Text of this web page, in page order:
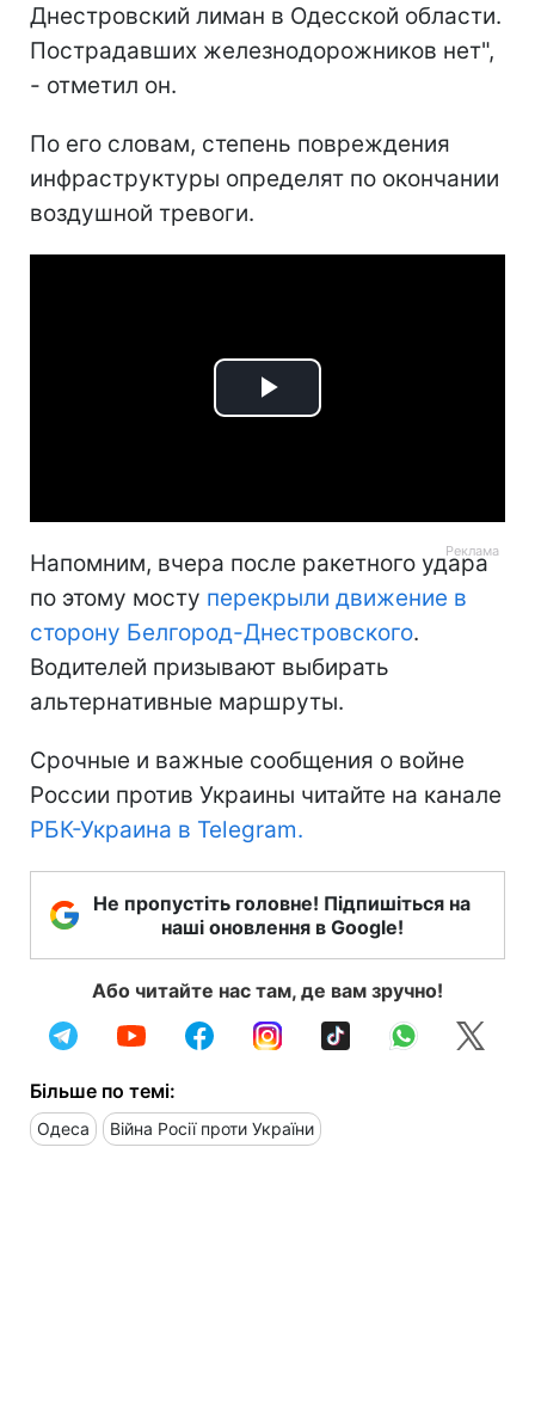
Днестровский лиман в Одесской области.
Пострадавших железнодорожников нет",
- отметил он.
По его словам, степень повреждения
инфраструктуры определят по окончании
воздушной тревоги.
Play
Напомним, вчера после ракетного удара
по этому мосту перекрыли движение в
сторону Белгород-Днестровского.
Водителей призывают выбирать
альтернативные маршруты.
Срочные и важные сообщения о войне
России против Украины читайте на канале
РБК-Украина в Telegram.
Не пропустіть головне! Підпишіться на
наші оновлення в Google!
Або читайте нас там, де вам зручно!
Більше по темі:
Одеса Війна Росії проти України